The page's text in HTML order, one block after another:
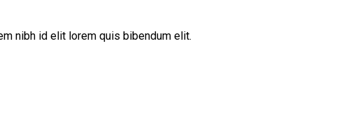
nibh id elit lorem quis bibendum elit.